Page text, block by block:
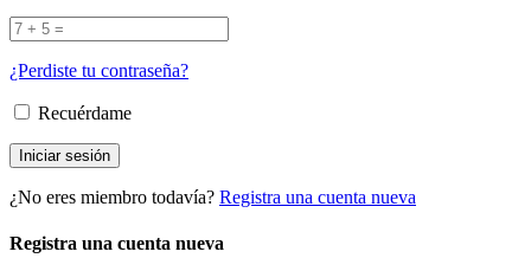
¿Perdiste tu contraseña?
Recuérdame
¿No eres miembro todavía? Registra una cuenta nueva
Registra una cuenta nueva